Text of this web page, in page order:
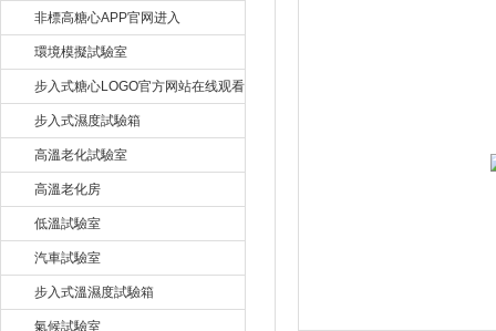
非標高糖心APP官网进入
環境模擬試驗室
步入式糖心LOGO官方网站在线观看
步入式濕度試驗箱
高溫老化試驗室
高溫老化房
低溫試驗室
汽車試驗室
步入式溫濕度試驗箱
氣候試驗室